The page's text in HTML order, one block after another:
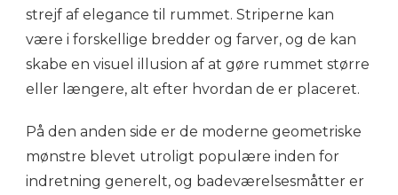
strejf af elegance til rummet. Striperne kan
være i forskellige bredder og farver, og de kan
skabe en visuel illusion af at gøre rummet større
eller længere, alt efter hvordan de er placeret.
På den anden side er de moderne geometriske
mønstre blevet utroligt populære inden for
indretning generelt, og badeværelsesmåtter er